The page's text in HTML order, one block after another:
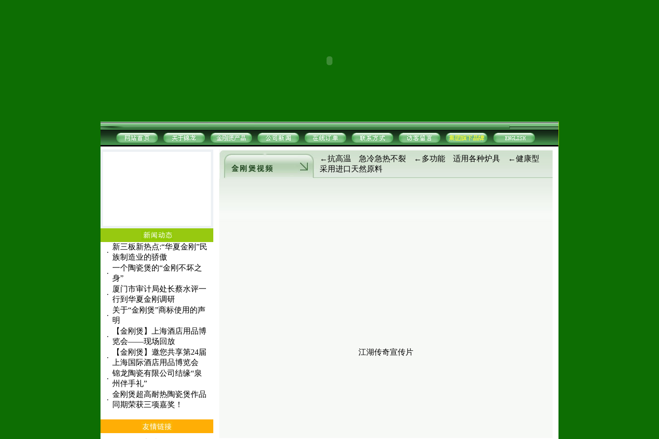
·
新三板新热点:“华夏金刚”民
族制造业的骄傲
·
一个陶瓷煲的“金刚不坏之
身”
·
厦门市审计局处长蔡水评一
行到华夏金刚调研
·
关于“金刚煲”商标使用的声
明
·
【金刚煲】上海酒店用品博
览会——现场回放
·
【金刚煲】邀您共享第24届
上海国际酒店用品博览会
·
锦龙陶瓷有限公司结缘“泉
州伴手礼”
·
金刚煲超高耐热陶瓷煲作品
同期荣获三项嘉奖！
←抗高温 急冷急热不裂 ←多功能 适用各种炉具 ←健康型
采用进口天然原料
江湖传奇宣传片